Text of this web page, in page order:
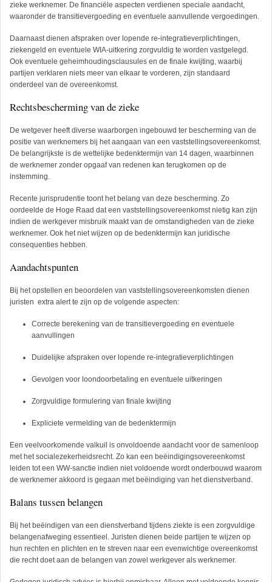
zieke werknemer. De financiële aspecten verdienen speciale aandacht,
waaronder de transitievergoeding en eventuele aanvullende vergoedingen.
Daarnaast dienen afspraken over lopende re-integratieverplichtingen,
ziekengeld en eventuele WIA-uitkering zorgvuldig te worden vastgelegd.
Ook eventuele geheimhoudingsclausules en de finale kwijting, waarbij
partijen verklaren niets meer van elkaar te vorderen, zijn standaard
onderdeel van de overeenkomst.
Rechtsbescherming van de zieke
De wetgever heeft diverse waarborgen ingebouwd ter bescherming van de
positie van werknemers bij het aangaan van een vaststellingsovereenkomst.
De belangrijkste is de wettelijke bedenktermijn van 14 dagen, waarbinnen
de werknemer zonder opgaaf van redenen kan terugkomen op de
instemming.
Recente jurisprudentie toont het belang van deze bescherming. Zo
oordeelde de Hoge Raad dat een vaststellingsovereenkomst nietig kan zijn
indien de werkgever misbruik maakt van de omstandigheden van de zieke
werknemer. Ook het niet wijzen op de bedenktermijn kan juridische
consequenties hebben.
Aandachtspunten
Bij het opstellen en beoordelen van vaststellingsovereenkomsten dienen
juristen extra alert te zijn op de volgende aspecten:
Correcte berekening van de transitievergoeding en eventuele
aanvullingen
Duidelijke afspraken over lopende re-integratieverplichtingen
Gevolgen voor loondoorbetaling en eventuele uitkeringen
Zorgvuldige formulering van finale kwijting
Expliciete vermelding van de bedenktermijn
Een veelvoorkomende valkuil is onvoldoende aandacht voor de samenloop
met het socialezekerheidsrecht. Zo kan een beëindigingsovereenkomst
leiden tot een WW-sanctie indien niet voldoende wordt onderbouwd waarom
de werknemer akkoord is gegaan met beëindiging van het dienstverband.
Balans tussen belangen
Bij het beëindigen van een dienstverband tijdens ziekte is een zorgvuldige
belangenafweging essentieel. Juristen dienen beide partijen te wijzen op
hun rechten en plichten en te streven naar een evenwichtige overeenkomst
die recht doet aan de belangen van zowel werkgever als werknemer.